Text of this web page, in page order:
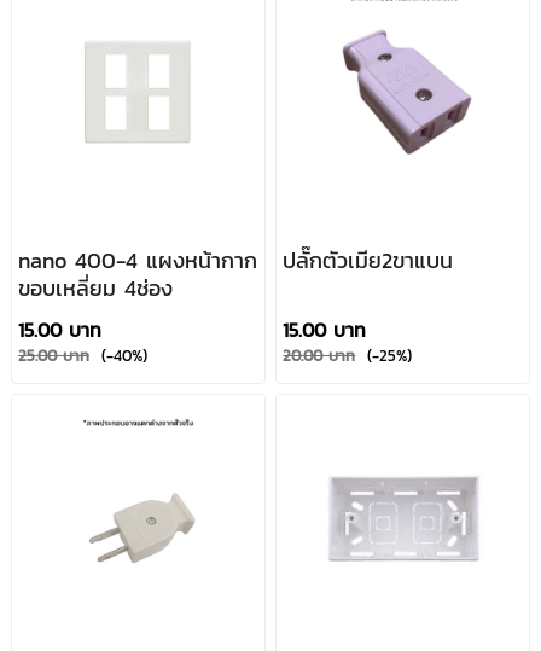
nano 400-4 แผงหน้ากาก
ขอบเหลี่ยม 4ช่อง
15.00 บาท
25.00 บาท (-40%)
ปลั๊กตัวเมีย2ขาแบน
15.00 บาท
20.00 บาท (-25%)